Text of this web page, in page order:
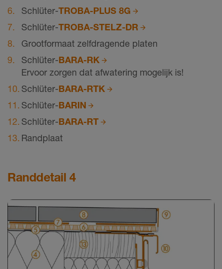
Schlüter-TROBA-PLUS 8G
Schlüter-TROBA-STELZ-DR
Grootformaat zelfdragende platen
Schlüter-BARA-RK
Ervoor zorgen dat afwatering mogelijk is!
Schlüter-BARA-RTK
Schlüter-BARIN
Schlüter-BARA-RT
Randplaat
Randdetail 4